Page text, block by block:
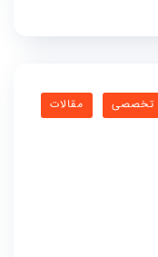
تخصصی مقالات